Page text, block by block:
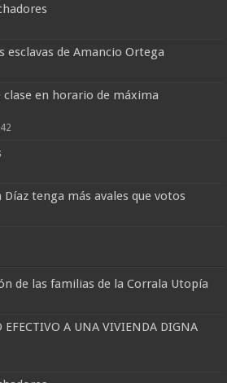
esclavas de Amancio Ortega
clase en horario de máxima
Díaz tenga más avales que votos
de las familias de la Corrala Utopía
EFECTIVO A UNA VIVIENDA DIGNA